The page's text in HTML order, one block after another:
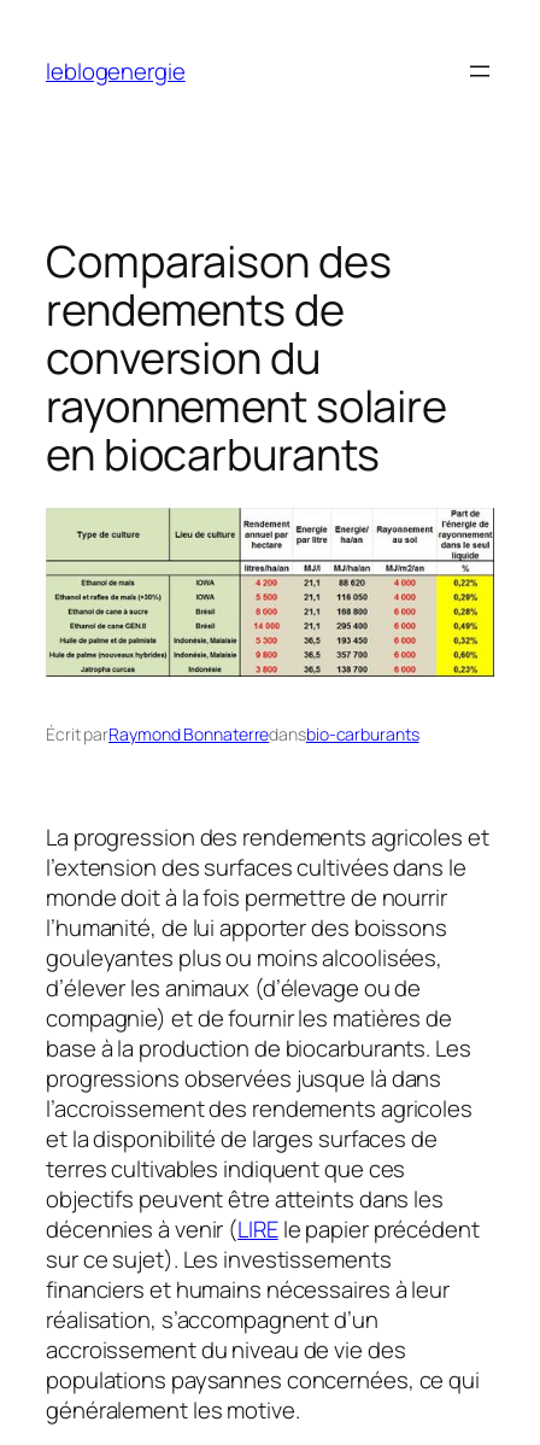
contenu
leblogenergie
Comparaison des
rendements de
conversion du
rayonnement solaire
en biocarburants
Écrit parRaymond Bonnaterredansbio-carburants
La progression des rendements agricoles et
l’extension des surfaces cultivées dans le
monde doit à la fois permettre de nourrir
l’humanité, de lui apporter des boissons
gouleyantes plus ou moins alcoolisées,
d’élever les animaux (d’élevage ou de
compagnie) et de fournir les matières de
base à la production de biocarburants. Les
progressions observées jusque là dans
l’accroissement des rendements agricoles
et la disponibilité de larges surfaces de
terres cultivables indiquent que ces
objectifs peuvent être atteints dans les
décennies à venir (LIREle papier précédent
sur ce sujet). Les investissements
financiers et humains nécessaires à leur
réalisation, s’accompagnent d’un
accroissement du niveau de vie des
populations paysannes concernées, ce qui
généralement les motive.